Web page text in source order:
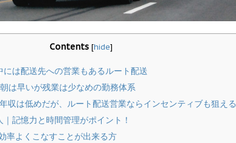
Contents [hide]
は配送先への営業もあるルート配送
は早いが残業は少なめの勤務体系
収は低めだが、ルート配送営業ならインセンティブも狙える
記憶力と時間管理がポイント！
率よくこなすことが出来る方